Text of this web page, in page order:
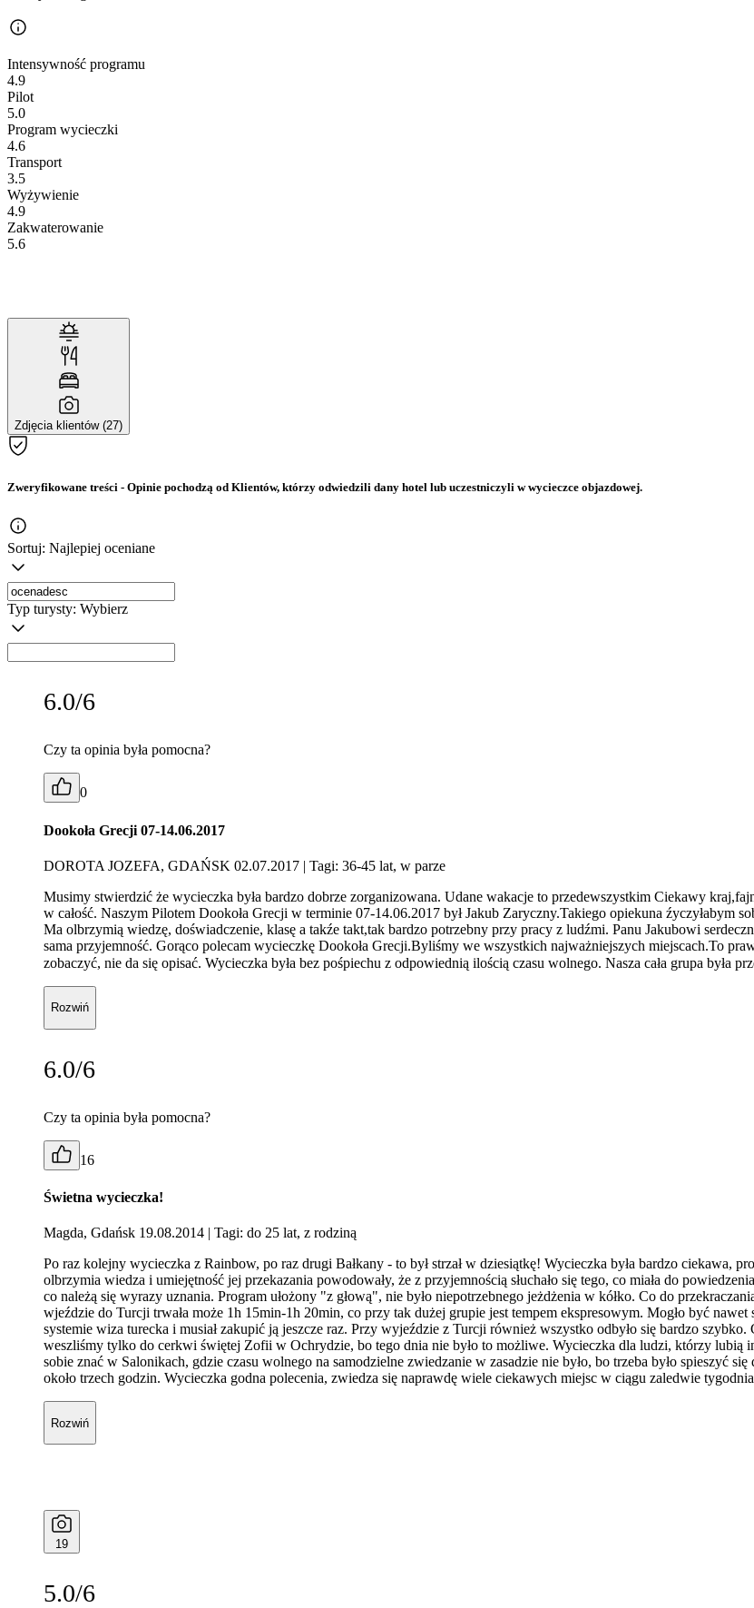
Intensywność programu
4.9
Pilot
5.0
Program wycieczki
4.6
Transport
3.5
Wyżywienie
4.9
Zakwaterowanie
5.6
Zdjęcia klientów (27)
Zweryfikowane treści - Opinie pochodzą od Klientów, którzy odwiedzili dany hotel lub uczestniczyli w wycieczce objazdowej.
Sortuj: Najlepiej oceniane
Typ turysty: Wybierz
6.0/6
Czy ta opinia była pomocna?
0
Dookoła Grecji 07-14.06.2017
DOROTA JOZEFA, GDAŃSK 02.07.2017 | Tagi: 36-45 lat, w parze
Musimy stwierdzić że wycieczka była bardzo dobrze zorganizowana. Udane wakacje to przedewszystkim Ciekawy
w całość. Naszym Pilotem Dookoła Grecji w terminie 07-14.06.2017 był Jakub Zaryczny.Takiego opiekuna źyczyłabym
Ma olbrzymią wiedzę, doświadczenie, klasę a takźe takt,tak bardzo potrzebny przy pracy z ludźmi. Panu Jakubowi
sama przyjemność. Gorąco polecam wycieczkę Dookoła Grecji.Byliśmy we wszystkich najważniejszych miejscach.To
zobaczyć, nie da się opisać. Wycieczka była bez pośpiechu z odpowiednią ilością czasu wolnego. Nasza cała grupa była
Rozwiń
6.0/6
Czy ta opinia była pomocna?
16
Świetna wycieczka!
Magda, Gdańsk 19.08.2014 | Tagi: do 25 lat, z rodziną
Po raz kolejny wycieczka z Rainbow, po raz drugi Bałkany - to był strzał w dziesiątkę! Wycieczka była bardzo ciekawa,
olbrzymia wiedza i umiejętność jej przekazania powodowały, że z przyjemnością słuchało się tego, co miała do
co należą się wyrazy uznania. Program ułożony "z głową", nie było niepotrzebnego jeżdżenia w kółko. Co do
wjeździe do Turcji trwała może 1h 15min-1h 20min, co przy tak dużej grupie jest tempem ekspresowym. Mogło być
systemie wiza turecka i musiał zakupić ją jeszcze raz. Przy wyjeździe z Turcji również wszystko odbyło się bardzo
weszliśmy tylko do cerkwi świętej Zofii w Ochrydzie, bo tego dnia nie było to możliwe. Wycieczka dla ludzi, którzy lubią
sobie znać w Salonikach, gdzie czasu wolnego na samodzielne zwiedzanie w zasadzie nie było, bo trzeba było spieszyć
około trzech godzin. Wycieczka godna polecenia, zwiedza się naprawdę wiele ciekawych miejsc w ciągu zaledwie
Rozwiń
19
5.0/6